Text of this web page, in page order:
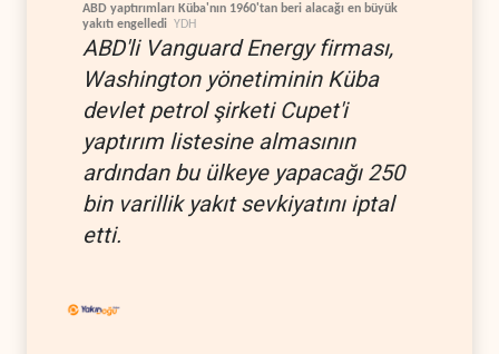
ABD yaptırımları Küba'nın 1960'tan beri alacağı en büyük
yakıtı engelledi YDH
ABD'li Vanguard Energy firması,
Washington yönetiminin Küba
devlet petrol şirketi Cupet'i
yaptırım listesine almasının
ardından bu ülkeye yapacağı 250
bin varillik yakıt sevkiyatını iptal
etti.